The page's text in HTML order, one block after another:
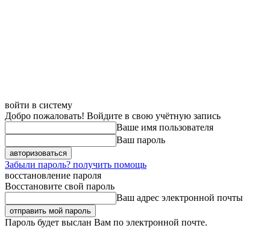
войти в систему
Добро пожаловать! Войдите в свою учётную запись
Ваше имя пользователя
Ваш пароль
Забыли пароль? получить помощь
восстановление пароля
Восстановите свой пароль
Ваш адрес электронной почты
Пароль будет выслан Вам по электронной почте.